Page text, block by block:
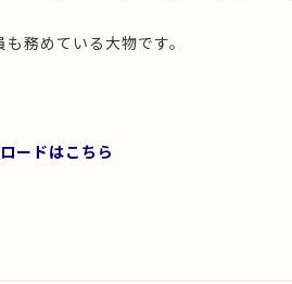
務めている大物です。
ードはこちら